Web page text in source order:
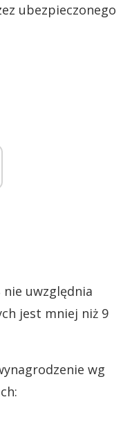
ubezpieczonego
uwzględnia
jest mniej niż 9
wg